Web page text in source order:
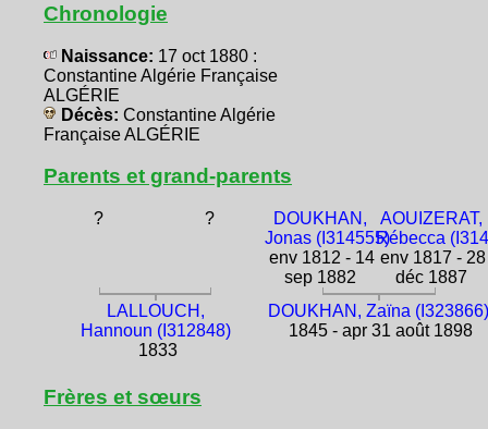
Chronologie
Naissance: 17 oct 1880 :
Constantine Algérie Française
ALGÉRIE
Décès: Constantine Algérie
Française ALGÉRIE
Parents et grand-parents
? ?
DOUKHAN,
Jonas (I314555)
env 1812 - 14
sep 1882
AOUIZERAT,
Rébecca
env 1817 - 28
déc 1887
LALLOUCH,
Hannoun (I312848)
1833
DOUKHAN, Zaïna
1845 - apr 31 août 1898
Frères et sœurs